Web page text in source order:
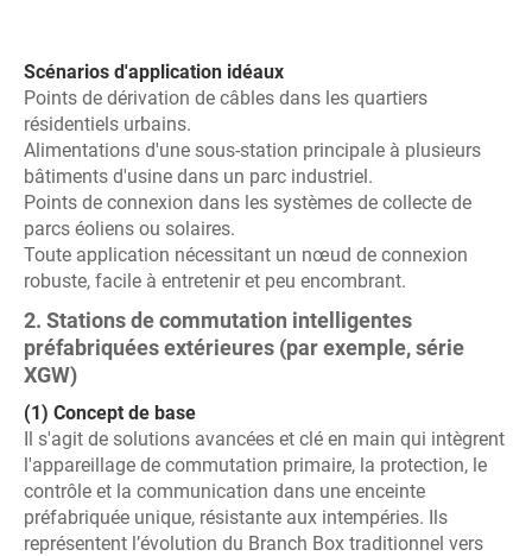
Scénarios d'application idéaux
Points de dérivation de câbles dans les quartiers
résidentiels urbains.
Alimentations d'une sous-station principale à plusieurs
bâtiments d'usine dans un parc industriel.
Points de connexion dans les systèmes de collecte de
parcs éoliens ou solaires.
Toute application nécessitant un nœud de connexion
robuste, facile à entretenir et peu encombrant.
2. Stations de commutation intelligentes
préfabriquées extérieures (par exemple, série
XGW)
(1) Concept de base
Il s'agit de solutions avancées et clé en main qui intègrent
l'appareillage de commutation primaire, la protection, le
contrôle et la communication dans une enceinte
préfabriquée unique, résistante aux intempéries. Ils
représentent l’évolution du Branch Box traditionnel vers